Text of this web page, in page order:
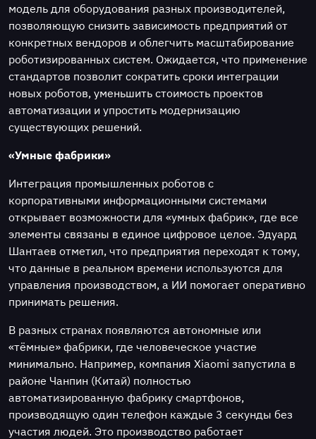
модель для оборудования разных производителей,
позволяющую снизить зависимость предприятий от
конкретных вендоров и облегчить масштабирование
роботизированных систем. Ожидается, что применение
стандартов позволит сократить сроки интеграции
новых роботов, уменьшить стоимость проектов
автоматизации и упростить модернизацию
существующих решений.
«Умные фабрики»
Интеграция промышленных роботов с
корпоративными информационными системами
открывает возможности для «умных фабрик», где все
элементы связаны в единое цифровое целое. Эдуард
Шантаев отметил, что предприятия переходят к тому,
что данные в реальном времени используются для
управления производством, а ИИ помогает оперативно
принимать решения.
В разных странах появляются автономные или
«тёмные» фабрики, где человеческое участие
минимально. Например, компания Xiaomi запустила в
районе Чанпин (Китай) полностью
автоматизированную фабрику смартфонов,
производящую один телефон каждые 3 секунды без
участия людей. Это производство работает